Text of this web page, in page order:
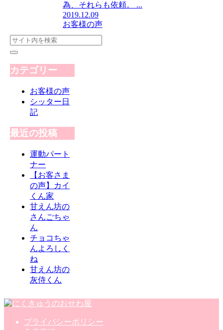
為、それらも依頼。 ...
2019.12.09
お客様の声
カテゴリー
お客様の声
シッター日
記
最近の投稿
運動パート
ナー
【お客さま
の声】カイ
くん家
甘えん坊の
さんごちゃ
ん
チョコちゃ
んよろしく
ね
甘えん坊の
灰侍くん
プライバシーポリシー